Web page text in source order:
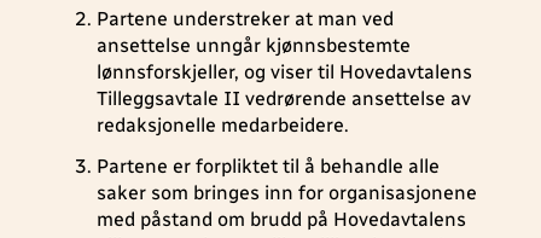
Partene understreker at man ved
ansettelse unngår kjønnsbestemte
lønnsforskjeller, og viser til Hovedavtalens
Tilleggsavtale II vedrørende ansettelse av
redaksjonelle medarbeidere.
Partene er forpliktet til å behandle alle
saker som bringes inn for organisasjonene
med påstand om brudd på Hovedavtalens